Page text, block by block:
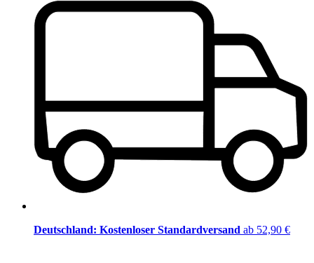
Deutschland: Kostenloser Standardversand ab 52,90 €